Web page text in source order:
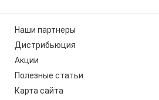
Наши партнеры
Дистрибьюция
Акции
Полезные статьи
Карта сайта